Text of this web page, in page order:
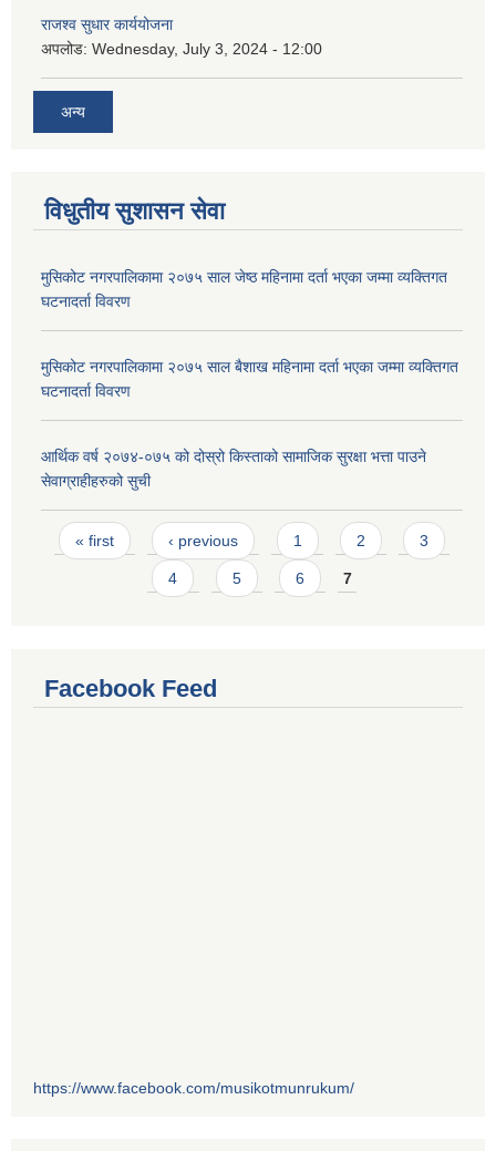
राजश्व सुधार कार्ययोजना
अपलोड: Wednesday, July 3, 2024 - 12:00
अन्य
विधुतीय सुशासन सेवा
मुसिकोट नगरपालिकामा २०७५ साल जेष्ठ महिनामा दर्ता भएका जम्मा व्यक्तिगत
घटनादर्ता विवरण
मुसिकोट नगरपालिकामा २०७५ साल बैशाख महिनामा दर्ता भएका जम्मा व्यक्तिगत
घटनादर्ता विवरण
आर्थिक वर्ष २०७४-०७५ को दोस्रो किस्ताको सामाजिक सुरक्षा भत्ता पाउने
सेवाग्राहीहरुको सुची
Pages
« first ‹ previous 1 2 3
4 5 6 7
Facebook Feed
https://www.facebook.com/musikotmunrukum/